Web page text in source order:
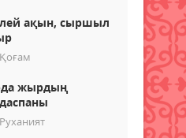
ақын, сыршыл
Қоғам
жырдың
Руханият